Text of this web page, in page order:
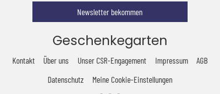
Newsletter bekommen
Geschenkegarten
Kontakt Über uns Unser CSR-Engagement Impressum
AGB
Datenschutz
Meine Cookie-Einstellungen